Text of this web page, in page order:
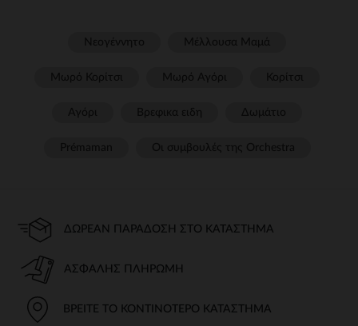
ΔΩΡΕΆΝ ΠΑΡΆΔΟΣΗ ΣΤΟ ΚΑΤΆΣΤΗΜΑ
ΑΣΦΑΛΉΣ ΠΛΗΡΩΜΉ
ΒΡΕΊΤΕ ΤΟ ΚΟΝΤΙΝΌΤΕΡΟ ΚΑΤΆΣΤΗΜΑ